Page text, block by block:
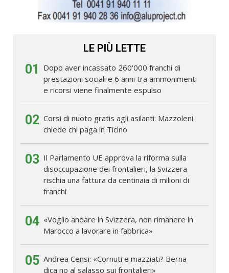
LE PIÙ LETTE
01
Dopo aver incassato 260'000 franchi di
prestazioni sociali e 6 anni tra ammonimenti
e ricorsi viene finalmente espulso
02 Corsi di nuoto gratis agli asilanti: Mazzoleni
chiede chi paga in Ticino
03 Il Parlamento UE approva la riforma sulla
disoccupazione dei frontalieri, la Svizzera
rischia una fattura da centinaia di milioni di
franchi
04 «Voglio andare in Svizzera, non rimanere in
Marocco a lavorare in fabbrica»
05 Andrea Censi: «Cornuti e mazziati? Berna
dica no al salasso sui frontalieri»